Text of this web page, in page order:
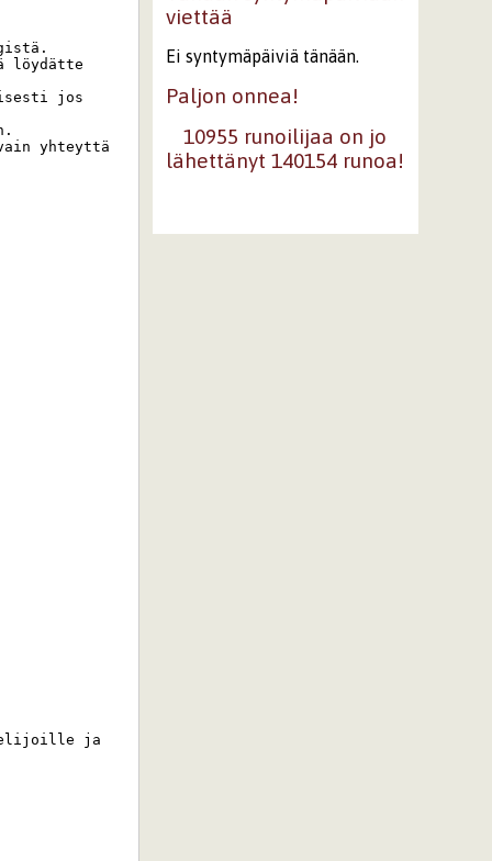
löydätte
jos
yhteyttä
ja
viettää
Ei syntymäpäiviä tänään.
Paljon onnea!
10955 runoilijaa on jo
lähettänyt 140154 runoa!